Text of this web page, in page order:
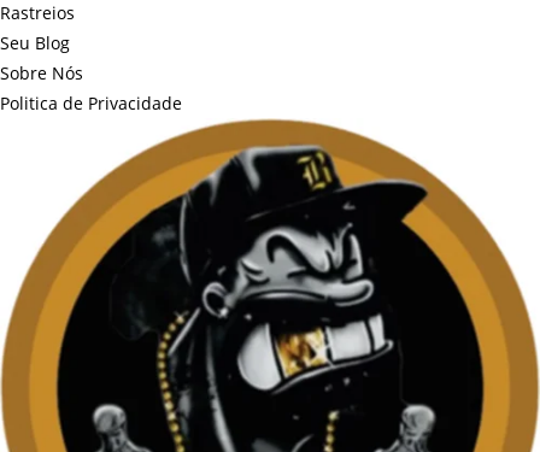
Rastreios
Seu Blog
Sobre Nós
Politica de Privacidade